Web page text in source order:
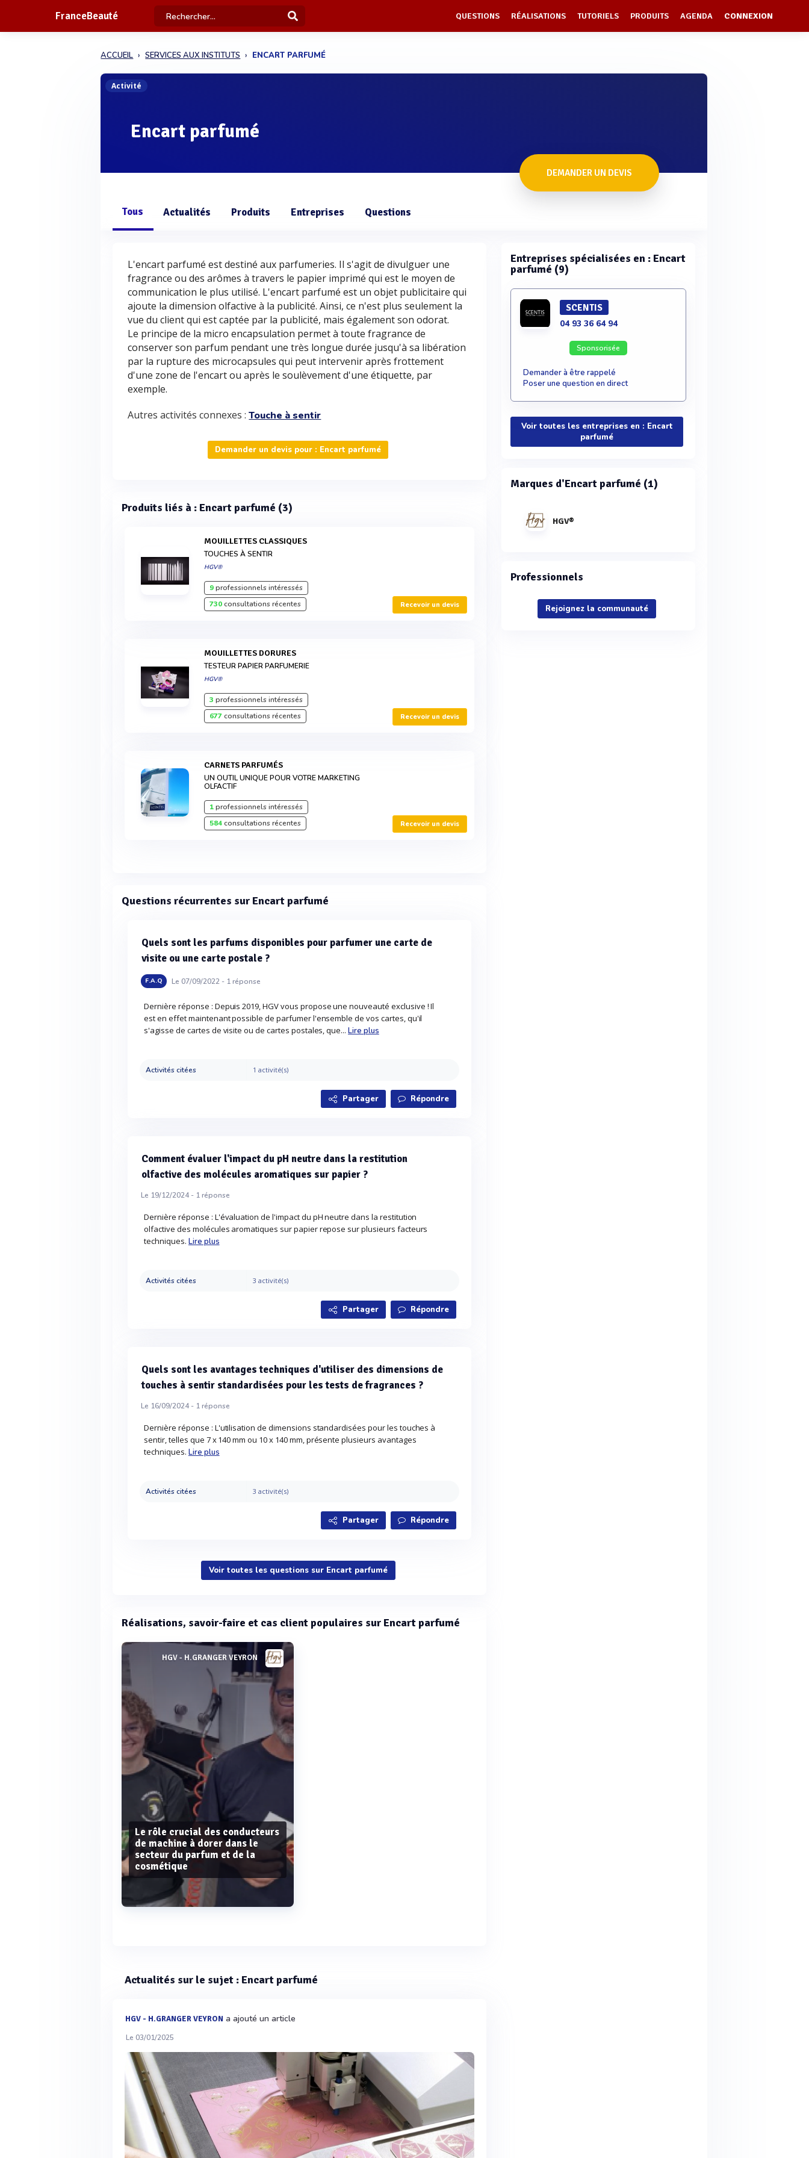
FranceBeauté QUESTIONS RÉALISATIONS TUTORIELS PRODUITS AGENDA CONNEXION
ACCUEIL SERVICES AUX INSTITUTS ENCART PARFUMÉ
Activité
Encart parfumé
DEMANDER UN DEVIS
Tous Actualités Produits Entreprises Questions
L'encart parfumé est destiné aux parfumeries. Il s'agit de divulguer une
fragrance ou des arômes à travers le papier imprimé qui est le moyen de
communication le plus utilisé. L'encart parfumé est un objet publicitaire qui
ajoute la dimension olfactive à la publicité. Ainsi, ce n'est plus seulement la
vue du client qui est captée par la publicité, mais également son odorat.
Le principe de la micro encapsulation permet à toute fragrance de
conserver son parfum pendant une très longue durée jusqu'à sa libération
par la rupture des microcapsules qui peut intervenir après frottement
d'une zone de l'encart ou après le soulèvement d'une étiquette, par
exemple.
Autres activités connexes :Touche à sentir
Demander un devis pour : Encart parfumé
Produits liés à : Encart parfumé (3)
MOUILLETTES CLASSIQUES
TOUCHES À SENTIR
HGV®
9professionnels intéressés
730consultations récentes Recevoir un devis
MOUILLETTES DORURES
TESTEUR PAPIER PARFUMERIE
HGV®
3 professionnels intéressés
677consultations récentes Recevoir un devis
CARNETS PARFUMÉS
UN OUTIL UNIQUE POUR VOTRE MARKETING
OLFACTIF
1professionnels intéressés
584consultations récentes Recevoir un devis
Questions récurrentes sur Encart parfumé
Quels sont les parfums disponibles pour parfumer une carte de
visite ou une carte postale ?
F.A.Q Le 07/09/2022 - 1réponse
Dernière réponse : Depuis 2019, HGV vous propose une nouveauté exclusive ! Il
est en effet maintenant possible de parfumer l'ensemble de vos cartes, qu'il
s'agisse de cartes de visite ou de cartes postales, que...Lire plus
Activités citées 1 activité(s)
Partager Répondre
Comment évaluer l'impact du pH neutre dans la restitution
olfactive des molécules aromatiques sur papier ?
Le 19/12/2024 - 1réponse
Dernière réponse : L'évaluation de l'impact du pH neutre dans la restitution
olfactive des molécules aromatiques sur papier repose sur plusieurs facteurs
techniques. Lire plus
Activités citées 3 activité(s)
Partager Répondre
Quels sont les avantages techniques d'utiliser des dimensions de
touches à sentir standardisées pour les tests de fragrances ?
Le 16/09/2024 - 1réponse
Dernière réponse : L'utilisation de dimensions standardisées pour les touches à
sentir, telles que 7 x 140 mm ou 10 x 140 mm, présente plusieurs avantages
techniques. Lire plus
Activités citées 3 activité(s)
Partager Répondre
Voir toutes les questions sur Encart parfumé
Réalisations, savoir-faire et cas client populaires sur Encart parfumé
HGV - H.GRANGER VEYRON
Le rôle crucial des conducteurs
de machine à dorer dans le
secteur du parfum et de la
cosmétique
Actualités sur le sujet : Encart parfumé
HGV - H.GRANGER VEYRON a ajouté un article
Le 03/01/2025
Entreprises spécialisées en : Encart
parfumé (9)
SCENTIS
04 93 36 64 94
Sponsorisée
Demander à être rappelé
Poser une question en direct
Voir toutes les entreprises en : Encart
parfumé
Marques d'Encart parfumé (1)
HGV®
Professionnels
Rejoignez la communauté